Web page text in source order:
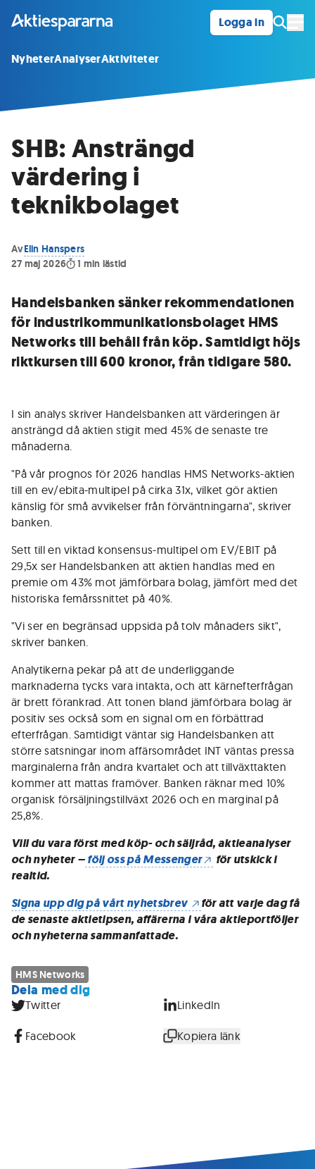
Logga in
NyheterAnalyserAktiviteter
SHB: Ansträngd
värdering i
teknikbolaget
AvElin Hanspers
27 maj 2026
1 min lästid
Handelsbanken sänker rekommendationen
för industrikommunikationsbolaget HMS
Networks till behåll från köp. Samtidigt höjs
riktkursen till 600 kronor, från tidigare 580.
I sin analys skriver Handelsbanken att värderingen är
ansträngd då aktien stigit med 45% de senaste tre
månaderna.
"På vår prognos för 2026 handlas HMS Networks-aktien
till en ev/ebita-multipel på cirka 31x, vilket gör aktien
känslig för små avvikelser från förväntningarna", skriver
banken.
Sett till en viktad konsensus-multipel om EV/EBIT på
29,5x ser Handelsbanken att aktien handlas med en
premie om 43% mot jämförbara bolag, jämfört med det
historiska femårssnittet på 40%.
"Vi ser en begränsad uppsida på tolv månaders sikt",
skriver banken.
Analytikerna pekar på att de underliggande
marknaderna tycks vara intakta, och att kärnefterfrågan
är brett förankrad. Att tonen bland jämförbara bolag är
positiv ses också som en signal om en förbättrad
efterfrågan. Samtidigt väntar sig Handelsbanken att
större satsningar inom affärsområdet INT väntas pressa
marginalerna från andra kvartalet och att tillväxttakten
kommer att mattas framöver. Banken räknar med 10%
organisk försäljningstillväxt 2026 och en marginal på
25,8%.
Vill du vara först med köp- och säljråd, aktieanalyser
och nyheter –följ oss på Messenger
för utskick i
realtid.
Signa upp dig på vårt nyhetsbrev
för att varje dag få
de senaste aktietipsen, affärerna i våra aktieportföljer
och nyheterna sammanfattade.
HMS Networks
Dela med dig
Twitter LinkedIn
Facebook Kopiera länk